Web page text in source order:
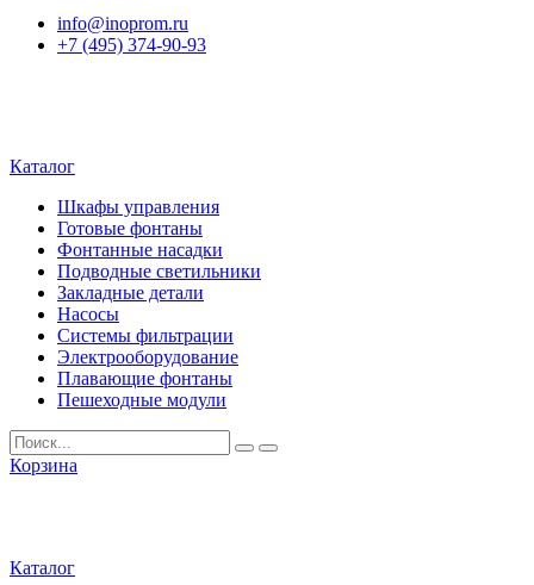
info@inoprom.ru
+7 (495) 374-90-93
Каталог
Шкафы управления
Готовые фонтаны
Фонтанные насадки
Подводные светильники
Закладные детали
Насосы
Системы фильтрации
Электрооборудование
Плавающие фонтаны
Пешеходные модули
Корзина
Каталог